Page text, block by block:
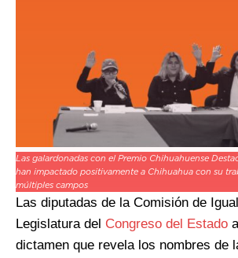
Las galardonadas con el Premio Chihuahuense
han impactado positivamente a Chihuahua con su
múltiples campos
Las diputadas de la Comisión de
Legislatura del Congreso del Estado
dictamen que revela los nombres de